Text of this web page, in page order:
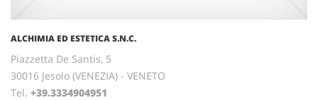
ALCHIMIA ED ESTETICA S.N.C.
Piazzetta De Santis, 5
30016 Jesolo (VENEZIA) - VENETO
Tel. +39.3334904951